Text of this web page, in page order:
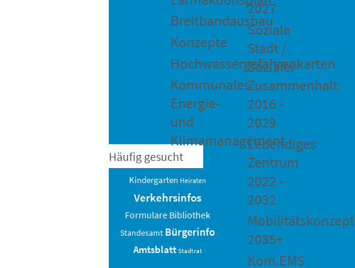
Breitbandausbau
Konzepte
Hochwassergefahrenkarten
Kommunales
Energie-
und
Klimamanagement
2027
Soziale
Stadt /
Sozialer
Zusammenhalt
2016 -
2029
Lebendiges
Zentrum
2022 -
2032
Mobilitätskonzept
2035+
Kom.EMS
Häufig gesucht
Kindergarten Heiraten
Verkehrsinfos
Formulare Bibliothek
Standesamt Bürgerinfo
Amtsblatt Stadtrat